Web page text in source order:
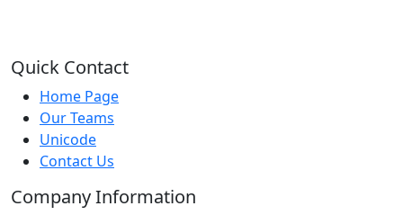
Quick Contact
Home Page
Our Teams
Unicode
Contact Us
Company Information